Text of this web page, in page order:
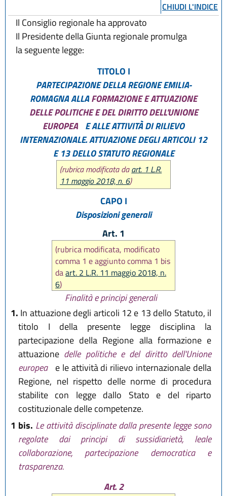
CHIUDI L'INDICE
Il Consiglio regionale ha approvato
Il Presidente della Giunta regionale promulga
la seguente legge:
TITOLO I
PARTECIPAZIONE DELLA REGIONE EMILIA-
ROMAGNA ALLAFORMAZIONE E ATTUAZIONE
DELLE POLITICHE E DEL DIRITTO DELL'UNIONE
EUROPEA E ALLE ATTIVITÀ DI RILIEVO
INTERNAZIONALE. ATTUAZIONE DEGLI ARTICOLI 12
E 13 DELLO STATUTO REGIONALE
(rubrica modificata daart. 1 L.R.
11 maggio 2018, n. 6)
CAPO I
Disposizioni generali
Art. 1
(rubrica modificata, modificato
comma 1 e aggiunto comma 1 bis
daart. 2 L.R. 11 maggio 2018, n.
6)
Finalità e principi generali
1. In attuazione degli articoli 12 e 13 dello Statuto, il
titolo I della presente legge disciplina la
partecipazione della Regione alla formazione e
attuazione delle politiche e del diritto dell'Unione
europea e le attività di rilievo internazionale della
Regione, nel rispetto delle norme di procedura
stabilite con legge dallo Stato e del riparto
costituzionale delle competenze.
1 bis. Le attività disciplinate dalla presente legge sono
regolate dai principi di sussidiarietà, leale
collaborazione, partecipazione democratica e
trasparenza.
Art. 2